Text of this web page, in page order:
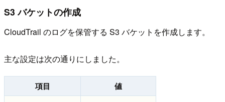
S3 バケットの作成
CloudTrail のログを保管する S3 バケットを作成します。
主な設定は次の通りにしました。
項目 値